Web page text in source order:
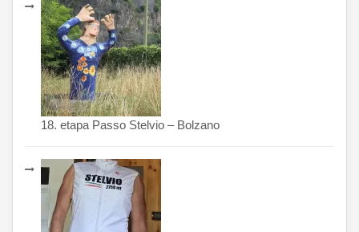
18. etapa Passo Stelvio – Bolzano